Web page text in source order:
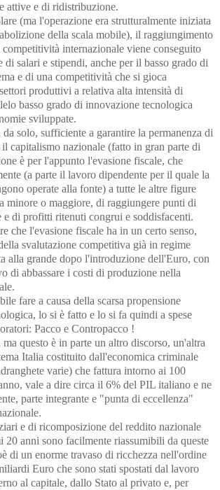
attive e di ridistribuzione.
(ma l'operazione era strutturalmente iniziata
della scala mobile), il raggiungimento
internazionale viene conseguito
di salari e stipendi, anche per il basso grado di
e di una competitività che si gioca
produttivi a relativa alta intensità di
basso grado di innovazione tecnologica
sviluppate.
solo, sufficiente a garantire la permanenza di
capitalismo nazionale (fatto in gran parte di
è per l'appunto l'evasione fiscale, che
(a parte il lavoro dipendente per il quale la
operate alla fonte) a tutte le altre figure
minore o maggiore, di raggiungere punti di
di profitti ritenuti congrui e soddisfacenti.
che l'evasione fiscale ha in un certo senso,
svalutazione competitiva già in regime
alla grande dopo l'introduzione dell'Euro, con
di abbassare i costi di produzione nella
fare a causa della scarsa propensione
lo si è fatto e lo si fa quindi a spese
Pacco e Contropacco !
questo è in parte un altro discorso, un'altra
Italia costituito dall'economica criminale
varie) che fattura intorno ai 100
vale a dire circa il 6% del PIL italiano e ne
parte integrante e "punta di eccellenza"
e di ricomposizione del reddito nazionale
anni sono facilmente riassumibili da queste
di un enorme travaso di ricchezza nell'ordine
Euro che sono stati spostati dal lavoro
al capitale, dallo Stato al privato e, per